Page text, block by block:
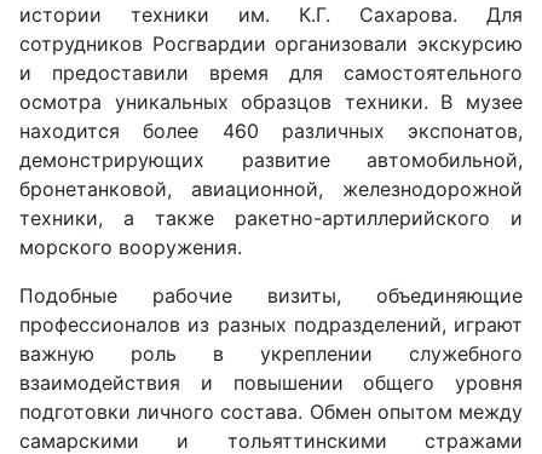
истории техники им. К.Г. Сахарова. Для
сотрудников Росгвардии организовали экскурсию
и предоставили время для самостоятельного
осмотра уникальных образцов техники. В музее
находится более 460 различных экспонатов,
демонстрирующих развитие автомобильной,
бронетанковой, авиационной, железнодорожной
техники, а также ракетно-артиллерийского и
морского вооружения.
Подобные рабочие визиты, объединяющие
профессионалов из разных подразделений, играют
важную роль в укреплении служебного
взаимодействия и повышении общего уровня
подготовки личного состава. Обмен опытом между
самарскими и тольяттинскими стражами